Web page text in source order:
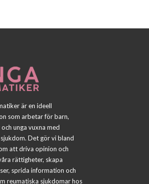
är en ideell
som arbetar för barn,
unga vuxna med
Det gör vi bland
att driva opinion och
rättigheter, skapa
sprida information och
reumatiska sjukdomar hos